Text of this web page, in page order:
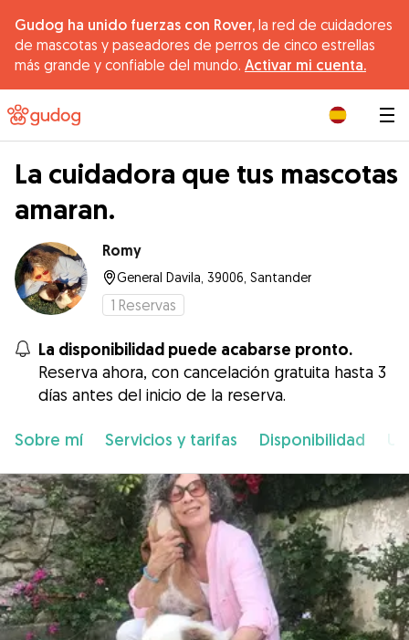
Gudog ha unido fuerzas con Rover, la red de cuidadores
de mascotas y paseadores de perros de cinco estrellas
más grande y confiable del mundo. Activar mi cuenta.
La cuidadora que tus mascotas
amaran.
Romy
General Davila, 39006, Santander
1 Reservas
La disponibilidad puede acabarse pronto.
Reserva ahora, con cancelación gratuita hasta 3
días antes del inicio de la reserva.
Sobre mí Servicios y tarifas Disponibilidad